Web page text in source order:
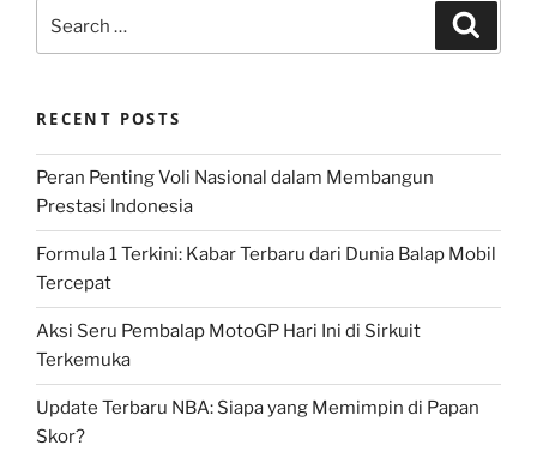
for:
RECENT POSTS
Peran Penting Voli Nasional dalam Membangun
Prestasi Indonesia
Formula 1 Terkini: Kabar Terbaru dari Dunia Balap Mobil
Tercepat
Aksi Seru Pembalap MotoGP Hari Ini di Sirkuit
Terkemuka
Update Terbaru NBA: Siapa yang Memimpin di Papan
Skor?